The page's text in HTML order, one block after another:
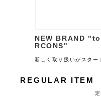
NEW BRAND
RCONS"
新しく取り扱いがスター
REGULAR ITEM